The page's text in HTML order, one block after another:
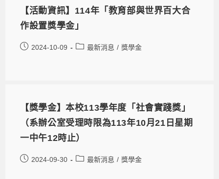
【活動資訊】114年「教育部與世界百大合
作設置獎學金」
2024-10-09 最新消息 / 獎學金
【獎學金】本校113學年度「社會實踐獎」
（系辦公室受理時限為113年10月21日星期
一中午12時止）
2024-09-30 最新消息 / 獎學金